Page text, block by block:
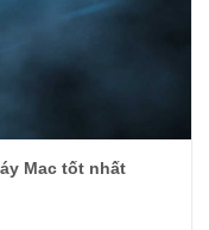
Mac tốt nhất